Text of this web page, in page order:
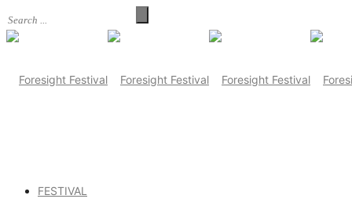
FESTIVAL